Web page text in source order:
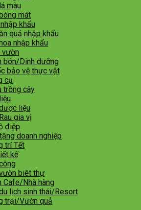
màu
mát
khẩu
quả nhập khẩu
nhập khẩu
vườn
bón/Dinh dưỡng
bảo vệ thực vật
cụ
trồng cây
liệu
gia vị
điệp
doanh nghiệp
trí Tết
kế
biêt thự
Cafe/Nhà hàng
lịch sinh thái/Resort
trại/Vườn quả